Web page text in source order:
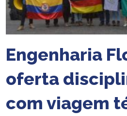
Engenharia
oferta
com viagem